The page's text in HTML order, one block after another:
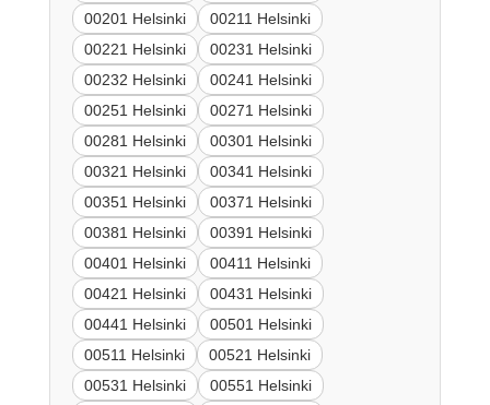
00201 Helsinki
00211 Helsinki
00221 Helsinki
00231 Helsinki
00232 Helsinki
00241 Helsinki
00251 Helsinki
00271 Helsinki
00281 Helsinki
00301 Helsinki
00321 Helsinki
00341 Helsinki
00351 Helsinki
00371 Helsinki
00381 Helsinki
00391 Helsinki
00401 Helsinki
00411 Helsinki
00421 Helsinki
00431 Helsinki
00441 Helsinki
00501 Helsinki
00511 Helsinki
00521 Helsinki
00531 Helsinki
00551 Helsinki